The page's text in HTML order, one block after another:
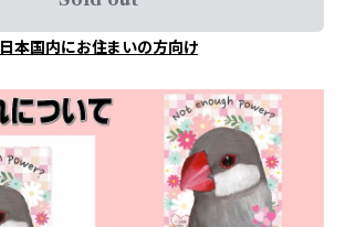
日本国内にお住まいの方向け